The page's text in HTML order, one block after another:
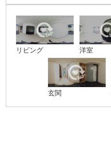
リビング 洋室
玄関